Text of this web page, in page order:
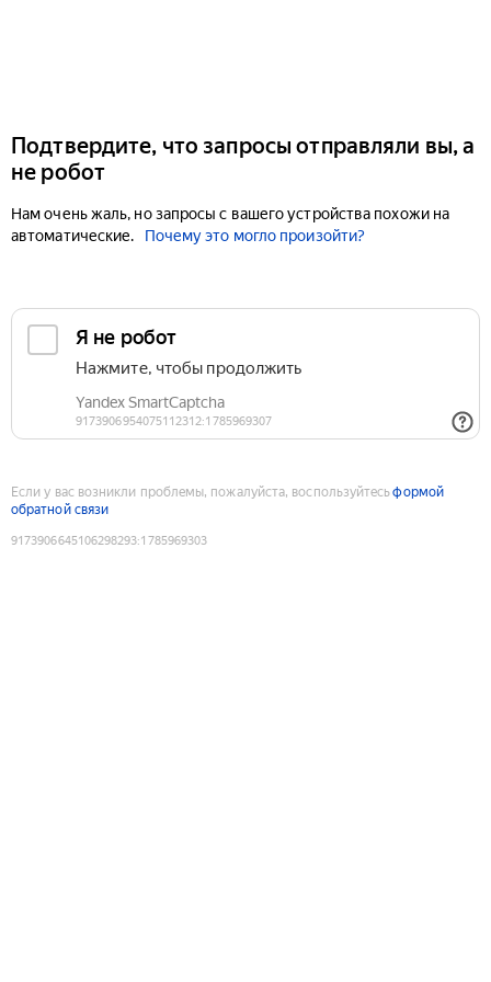
Подтвердите, что запросы отправляли вы, а
не робот
Нам очень жаль, но запросы с вашего устройства похожи на
автоматические.
Почему это могло произойти?
Если у вас возникли проблемы, пожалуйста, воспользуйтесьформой
обратной связи
9173906645106298293:1785969303